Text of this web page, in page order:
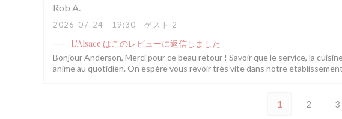
Rob A
2026-07-24 - 19:30 - ゲスト 2
L'Alsace はこのレビューに返信しました
Bonjour Anderson, Merci pour ce beau retour ! Savoir que le service, la
anime au quotidien. On espère vous revoir très vite dans notre
1 2 3